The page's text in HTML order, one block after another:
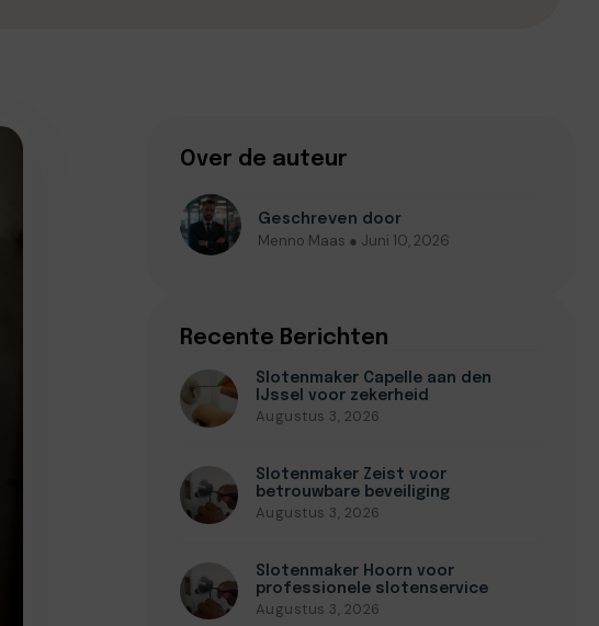
Over de auteur
Geschreven door
Menno Maas ● Juni 10, 2026
Recente Berichten
Slotenmaker Capelle aan den
IJssel voor zekerheid
Augustus 3, 2026
Slotenmaker Zeist voor
betrouwbare beveiliging
Augustus 3, 2026
Slotenmaker Hoorn voor
professionele slotenservice
Augustus 3, 2026